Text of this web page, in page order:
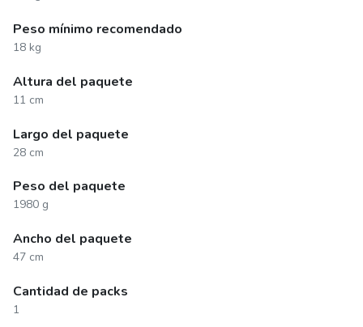
Peso mínimo recomendado
18 kg
Altura del paquete
11 cm
Largo del paquete
28 cm
Peso del paquete
1980 g
Ancho del paquete
47 cm
Cantidad de packs
1